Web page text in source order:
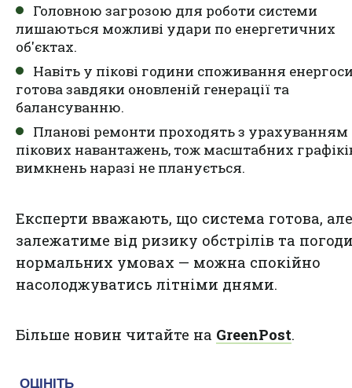
Головною загрозою для роботи системи
лишаються можливі удари по енергетичних
об'єктах.
Навіть у пікові години споживання
готова завдяки оновленій генерації та
балансуванню.
Планові ремонти проходять з урахуванням
пікових навантажень, тож масштабних
вимкнень наразі не планується.
Експерти вважають, що система готова,
залежатиме від ризику обстрілів та
нормальних умовах — можна спокійно
насолоджуватись літніми днями.
Більше новин читайте на GreenPost.